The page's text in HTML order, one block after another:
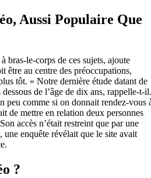
Aussi Populaire Que
bras-le-corps de ces sujets, ajoute
être au centre des préoccupations,
tôt. « Notre dernière étude datant de
de l’âge de dix ans, rappelle-t-il.
peu comme si on donnait rendez-vous
de mettre en relation deux personnes
accès n’était restreint que par une
enquête révélait que le site avait
?